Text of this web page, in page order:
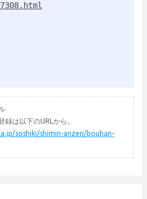
録は以下のURLから。
soshiki/shimin-anzen/bouhan-